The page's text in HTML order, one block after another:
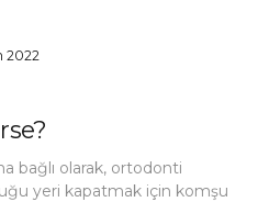
2022
bağlı olarak, ortodonti
yeri kapatmak için komşu